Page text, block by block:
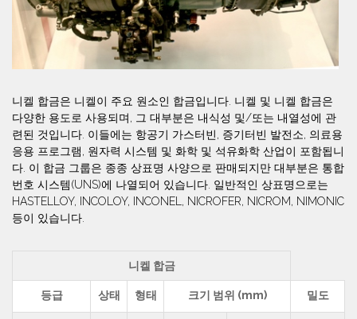
니켈 합금은 니켈이 주요 원소인 합금입니다. 니켈 및 니켈 합금은
다양한 용도로 사용되며, 그 대부분은 내식성 및/또는 내열성에 관
련된 것입니다. 이들에는 항공기 가스터빈, 증기터빈 발전소, 의료용
응용 프로그램, 원자력 시스템 및 화학 및 석유화학 산업이 포함됩니
다. 이 합금 그룹은 종종 상표명 사양으로 판매되지만 대부분은 통합
번호 시스템(UNS)에 나열되어 있습니다. 일반적인 상표명으로는
HASTELLOY, INCOLOY, INCONEL, NICROFER, NICROM, NIMONIC
등이 있습니다.
니켈 합금
등급 상태 형태 크기 범위 (mm) 밀도